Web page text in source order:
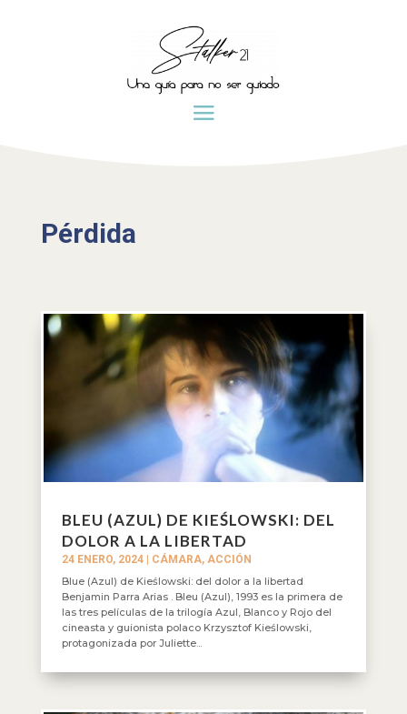
Pérdida
BLEU (AZUL) DE KIEŚLOWSKI: DEL
DOLOR A LA LIBERTAD
24 ENERO, 2024| CÁMARA, ACCIÓN
Blue (Azul) de Kieślowski: del dolor a la libertad
Benjamin Parra Arias . Bleu (Azul), 1993 es la primera de
las tres películas de la trilogía Azul, Blanco y Rojo del
cineasta y guionista polaco Krzysztof Kieślowski,
protagonizada por Juliette...